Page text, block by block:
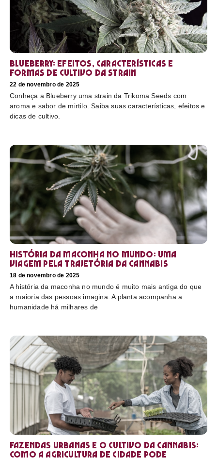
Blueberry: efeitos, características e
formas de cultivo da strain
22 de novembro de 2025
Conheça a Blueberry uma strain da Trikoma Seeds com
aroma e sabor de mirtilo. Saiba suas características, efeitos e
dicas de cultivo.
História da maconha no mundo: uma
viagem pela trajetória da cannabis
18 de novembro de 2025
A história da maconha no mundo é muito mais antiga do que
a maioria das pessoas imagina. A planta acompanha a
humanidade há milhares de
Fazendas urbanas e o cultivo da cannabis:
como a agricultura de cidade pode